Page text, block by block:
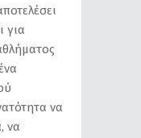
για
να
να